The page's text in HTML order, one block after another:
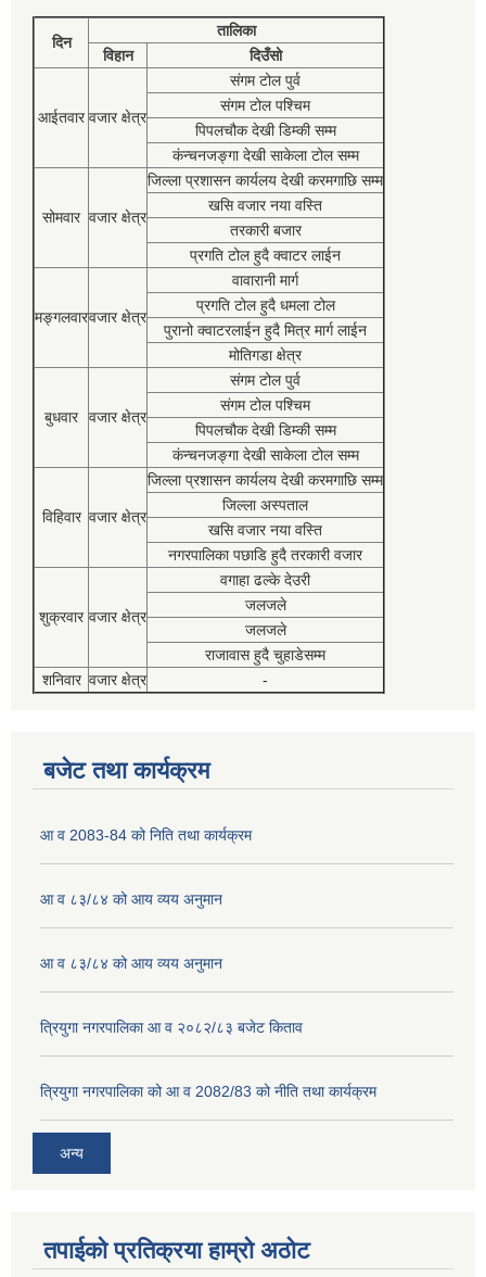
दिन
तालिका
विहान
दिउँसो
आईतवार वजार क्षेत्र
संगम टोल पुर्व
संगम टोल पश्चिम
पिपलचौक देखी डिम्की सम्म
कंन्चनजङ्गा देखी साकेला टोल सम्म
सोमवार वजार क्षेत्र
जिल्ला प्रशासन कार्यलय देखी करमगाछि सम्म
खसि वजार नया वस्ति
तरकारी बजार
प्रगति टोल हुदै क्वाटर लाईन
मङ्गलवारवजार क्षेत्र
वावारानी मार्ग
प्रगति टोल हुदै धमला टोल
पुरानो क्वाटरलाईन हुदै मित्र मार्ग लाईन
मोतिगडा क्षेत्र
बुधवार वजार क्षेत्र
संगम टोल पुर्व
संगम टोल पश्चिम
पिपलचौक देखी डिम्की सम्म
कंन्चनजङ्गा देखी साकेला टोल सम्म
विहिवार वजार क्षेत्र
जिल्ला प्रशासन कार्यलय देखी करमगाछि सम्म
जिल्ला अस्पताल
खसि वजार नया वस्ति
नगरपालिका पछाडि हुदै तरकारी वजार
शुक्रवार वजार क्षेत्र
वगाहा ढल्के देउरी
जलजले
जलजले
राजावास हुदै चुहाडेसम्म
शनिवार वजार क्षेत्र -
बजेट तथा कार्यक्रम
आ व 2083-84 को निति तथा कार्यक्रम
आ व ८३/८४ को आय व्यय अनुमान
आ व ८३/८४ को आय व्यय अनुमान
त्रियुगा नगरपालिका आ व २०८२/८३ बजेट किताव
त्रियुगा नगरपालिका को आ व 2082/83 को नीति तथा कार्यक्रम
अन्य
तपाईको प्रतिक्रया हाम्रो अठोट